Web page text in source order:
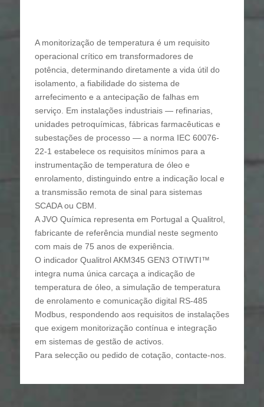
A monitorização de temperatura é um requisito
operacional crítico em transformadores de
potência, determinando diretamente a vida útil do
isolamento, a fiabilidade do sistema de
arrefecimento e a antecipação de falhas em
serviço. Em instalações industriais — refinarias,
unidades petroquímicas, fábricas farmacêuticas e
subestações de processo — a norma IEC 60076-
22-1 estabelece os requisitos mínimos para a
instrumentação de temperatura de óleo e
enrolamento, distinguindo entre a indicação local e
a transmissão remota de sinal para sistemas
SCADA ou CBM.
A JVO Química representa em Portugal a Qualitrol,
fabricante de referência mundial neste segmento
com mais de 75 anos de experiência.
O indicador Qualitrol AKM345 GEN3 OTIWTI™
integra numa única carcaça a indicação de
temperatura de óleo, a simulação de temperatura
de enrolamento e comunicação digital RS-485
Modbus, respondendo aos requisitos de instalações
que exigem monitorização contínua e integração
em sistemas de gestão de activos.
Para selecção ou pedido de cotação, contacte-nos.